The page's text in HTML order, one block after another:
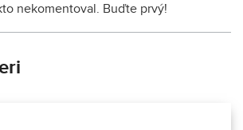
nekomentoval. Buďte prvý!